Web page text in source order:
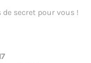
de secret pour vous !